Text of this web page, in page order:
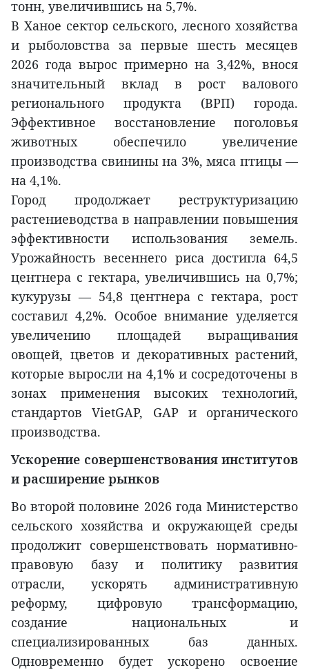
тонн, увеличившись на 5,7%.
В Ханое сектор сельского, лесного хозяйства
и рыболовства за первые шесть месяцев
2026 года вырос примерно на 3,42%, внося
значительный вклад в рост валового
регионального продукта (ВРП) города.
Эффективное восстановление поголовья
животных обеспечило увеличение
производства свинины на 3%, мяса птицы —
на 4,1%.
Город продолжает реструктуризацию
растениеводства в направлении повышения
эффективности использования земель.
Урожайность весеннего риса достигла 64,5
центнера с гектара, увеличившись на 0,7%;
кукурузы — 54,8 центнера с гектара, рост
составил 4,2%. Особое внимание уделяется
увеличению площадей выращивания
овощей, цветов и декоративных растений,
которые выросли на 4,1% и сосредоточены в
зонах применения высоких технологий,
стандартов VietGAP, GAP и органического
производства.
Ускорение совершенствования институтов
и расширение рынков
Во второй половине 2026 года Министерство
сельского хозяйства и окружающей среды
продолжит совершенствовать нормативно-
правовую базу и политику развития
отрасли, ускорять административную
реформу, цифровую трансформацию,
создание национальных и
специализированных баз данных.
Одновременно будет ускорено освоение